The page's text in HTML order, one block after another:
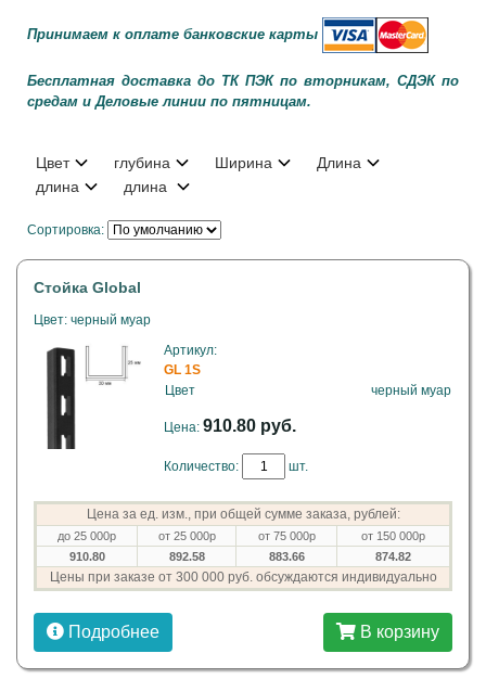
Принимаем к оплате банковские карты
Бесплатная доставка до ТК ПЭК по вторникам, СДЭК по
средам и Деловые линии по пятницам.
Цвет глубина Ширина
Длина
длина
длина
Сортировка:
Стойка Global
Цвет: черный муар
Артикул:
GL 1S
Цвет
черный муар
Цена: 910.80 руб.
Количество: шт.
Цена за ед. изм., при общей сумме заказа, рублей:
до 25 000р от 25 000р от 75 000р
от 150 000р
910.80
892.58 883.66 874.82
Цены при заказе от 300 000 руб. обсуждаются индивидуально
Подробнее В корзину